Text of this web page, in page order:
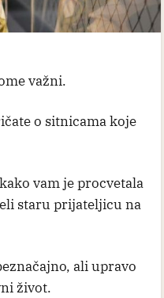
važni.
o sitnicama koje
vam je procvetala
staru prijateljicu na
ali upravo
život.